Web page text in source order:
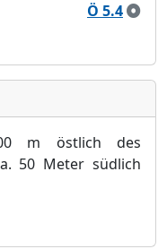
Ö 5.4
m östlich des
50 Meter südlich